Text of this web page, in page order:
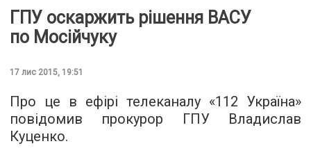
ГПУ оскаржить рішення ВАСУ
по Мосійчуку
17 лис 2015, 19:51
Про це в ефірі телеканалу «112 Україна»
повідомив прокурор ГПУ Владислав
Куценко.